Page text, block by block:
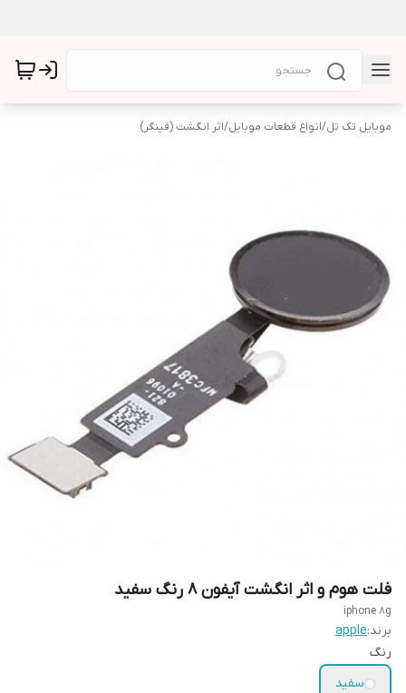
موبایل تک تل/انواع قطعات موبایل/اثر انگشت (فینگر)
فلت هوم و اثر انگشت آیفون 8 رنگ سفید
iphone 8g
برند:apple
رنگ
سفید